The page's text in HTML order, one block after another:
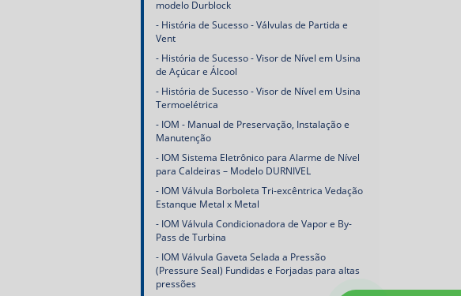
modelo Durblock
História de Sucesso - Válvulas de Partida e
Vent
História de Sucesso - Visor de Nível em Usina
de Açúcar e Álcool
História de Sucesso - Visor de Nível em Usina
Termoelétrica
IOM - Manual de Preservação, Instalação e
Manutenção
IOM Sistema Eletrônico para Alarme de Nível
para Caldeiras – Modelo DURNIVEL
IOM Válvula Borboleta Tri-excêntrica Vedação
Estanque Metal x Metal
IOM Válvula Condicionadora de Vapor e By-
Pass de Turbina
IOM Válvula Gaveta Selada a Pressão
(Pressure Seal) Fundidas e Forjadas para altas
pressões